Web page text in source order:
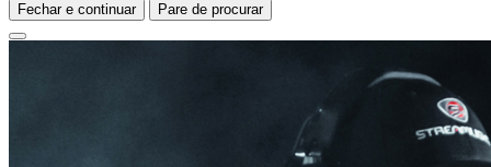
Fechar e continuar Pare de procurar